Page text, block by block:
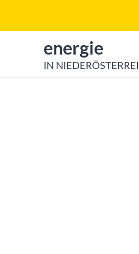
zur Startseite von
energie
IN